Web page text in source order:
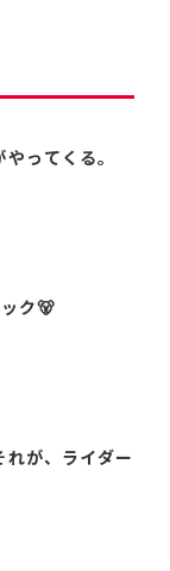
ってくる。
ク🐻
が、ライダー